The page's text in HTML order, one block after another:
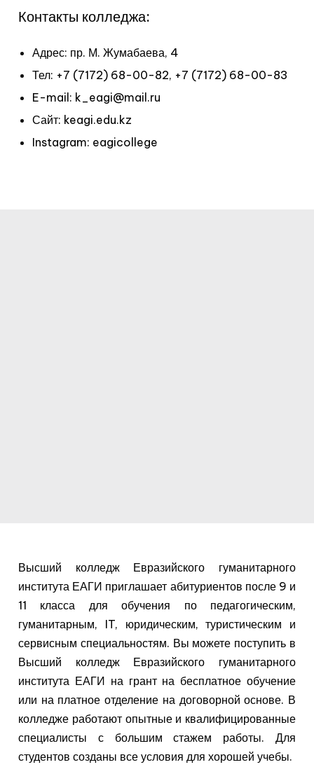
Контакты колледжа:
Адрес: пр. М. Жумабаева, 4
Тел: +7 (7172) 68-00-82, +7 (7172) 68-00-83
E-mail: k_eagi@mail.ru
Сайт: keagi.edu.kz
Instagram: eagicollege
Высший колледж Евразийского гуманитарного
института ЕАГИ приглашает абитуриентов после 9 и
11 класса для обучения по педагогическим,
гуманитарным, IT, юридическим, туристическим и
сервисным специальностям. Вы можете поступить в
Высший колледж Евразийского гуманитарного
института ЕАГИ на грант на бесплатное обучение
или на платное отделение на договорной основе. В
колледже работают опытные и квалифицированные
специалисты с большим стажем работы. Для
студентов созданы все условия для хорошей учебы.